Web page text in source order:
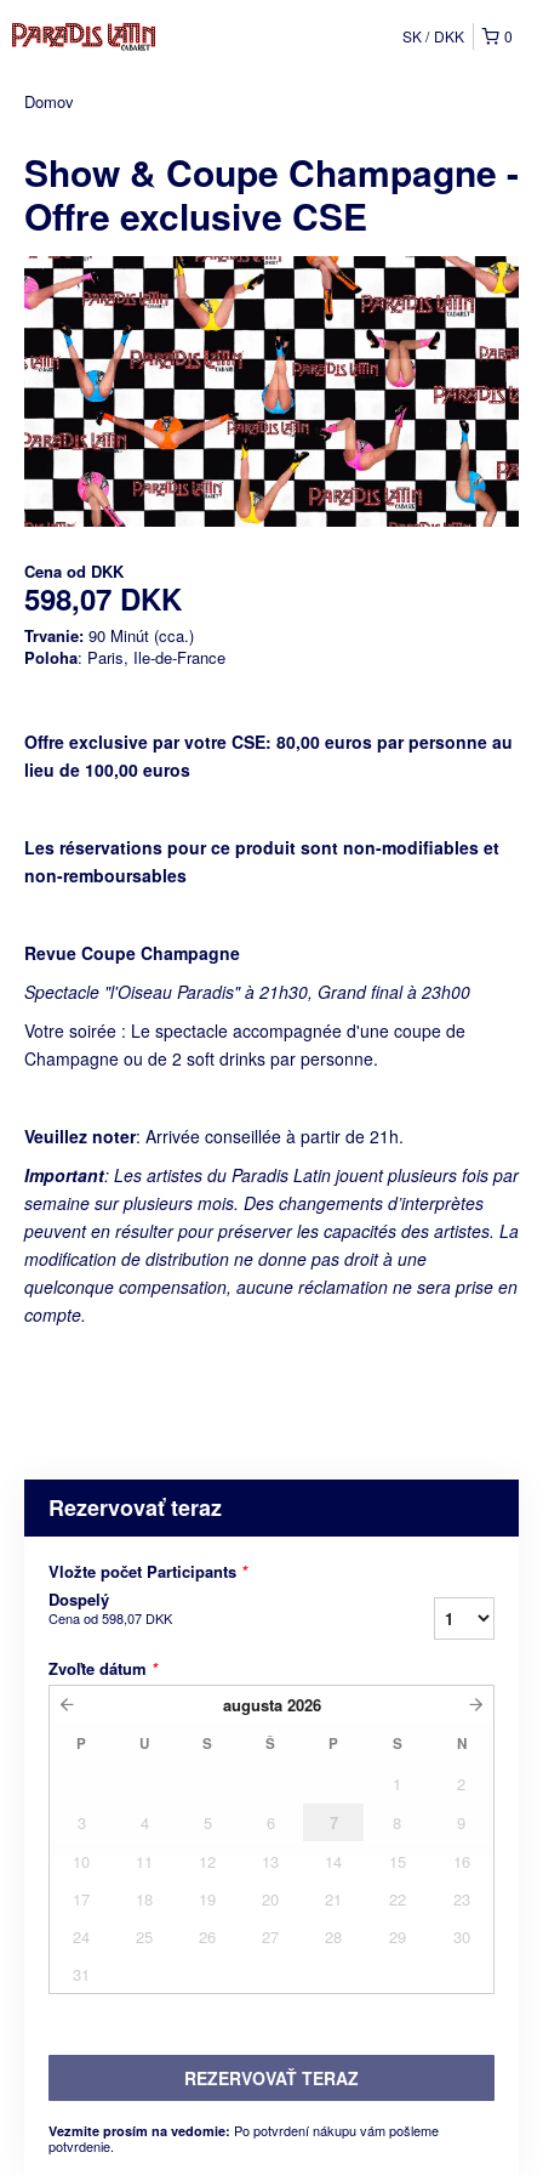
0
SK DKK
Domov
Show & Coupe Champagne -
Offre exclusive CSE
Cena od DKK
598,07 DKK
Trvanie: 90 Minút (cca.)
Poloha: Paris, Ile-de-France
Offre exclusive par votre CSE: 80,00 euros par personne au
lieu de 100,00 euros
Les réservations pour ce produit sont non-modifiables et
non-remboursables
Revue Coupe Champagne
Spectacle "l'Oiseau Paradis" à 21h30, Grand final à 23h00
Votre soirée : Le spectacle accompagnée d'une coupe de
Champagne ou de 2 soft drinks par personne.
Veuillez noter: Arrivée conseillée à partir de 21h.
Important: Les artistes du Paradis Latin jouent plusieurs fois par
semaine sur plusieurs mois. Des changements d’interprètes
peuvent en résulter pour préserver les capacités des artistes. La
modification de distribution ne donne pas droit à une
quelconque compensation, aucune réclamation ne sera prise en
compte.
Rezervovať teraz
Vložte počet Participants *
Dospelý
Cena od598,07 DKK
Zvoľte dátum *
augusta 2026
P U S Š P S N
1
2
3
4 5 6 7 8
9
10
11 12 13 14 15
16
17
18 19 20 21 22
23
24
25 26 27 28 29
30
31
REZERVOVAŤ TERAZ
Vezmite prosím na vedomie: Po potvrdení nákupu vám pošleme
potvrdenie.